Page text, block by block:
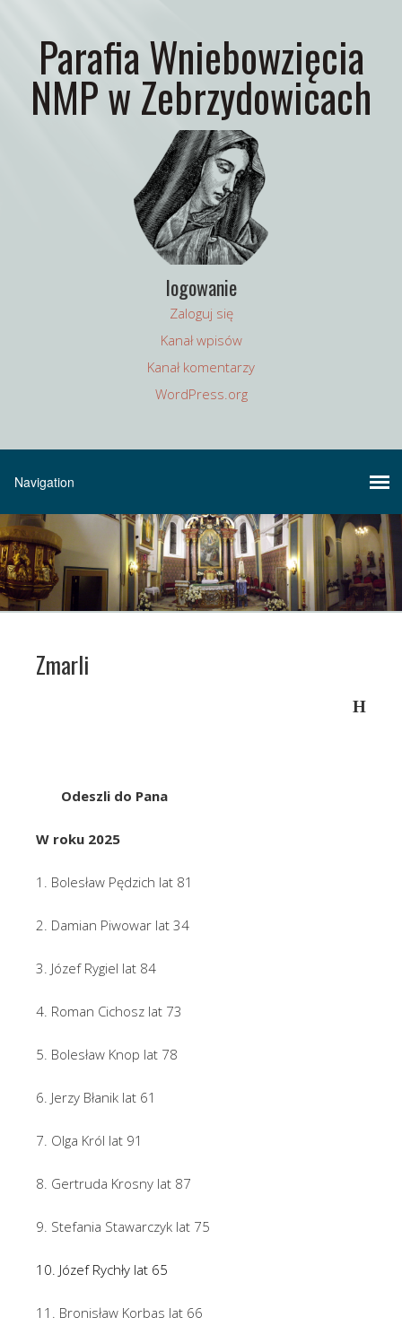
Parafia Wniebowzięcia
NMP w Zebrzydowicach
logowanie
Zaloguj się
Kanał wpisów
Kanał komentarzy
WordPress.org
Zmarli
H
Odeszli do Pana
W roku 2025
1. Bolesław Pędzich lat 81
2. Damian Piwowar lat 34
3. Józef Rygiel lat 84
4. Roman Cichosz lat 73
5. Bolesław Knop lat 78
6. Jerzy Błanik lat 61
7. Olga Król lat 91
8. Gertruda Krosny lat 87
9. Stefania Stawarczyk lat 75
10. Józef Rychły lat 65
11. Bronisław Korbas lat 66